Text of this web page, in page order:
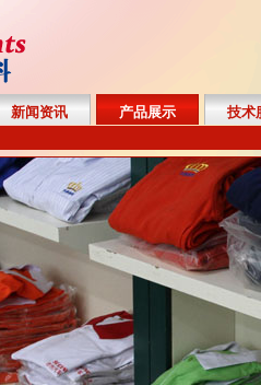
新闻资讯 产品展示 技术